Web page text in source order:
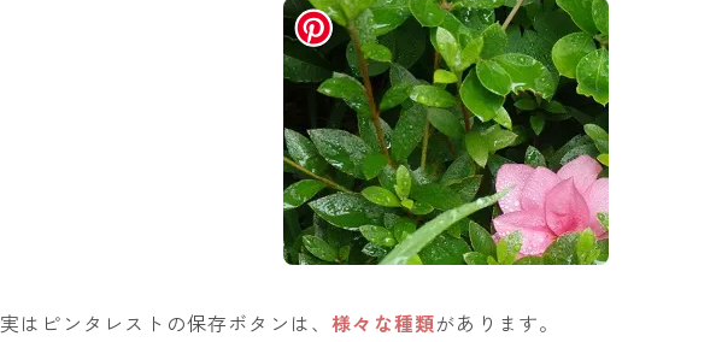
実はピンタレストの保存ボタンは、様々な種類があります。